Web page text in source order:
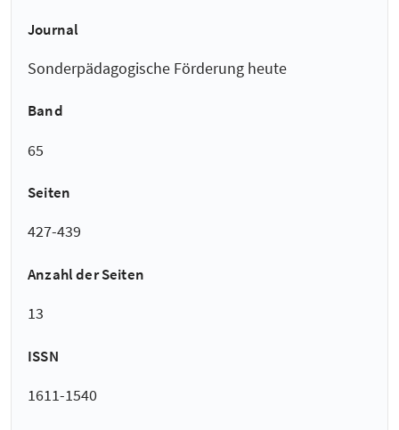
Journal
Sonderpädagogische Förderung heute
Band
65
Seiten
427-439
Anzahl der Seiten
13
ISSN
1611-1540